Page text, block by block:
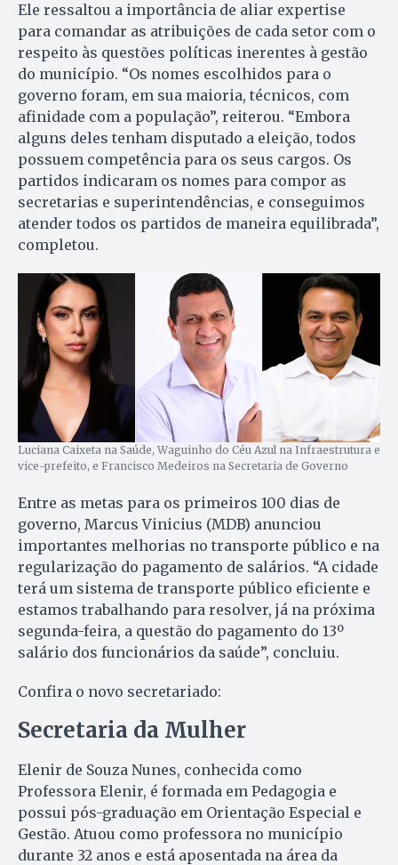
Ele ressaltou a importância de aliar expertise
para comandar as atribuições de cada setor com o
respeito às questões políticas inerentes à gestão
do município. “Os nomes escolhidos para o
governo foram, em sua maioria, técnicos, com
afinidade com a população”, reiterou. “Embora
alguns deles tenham disputado a eleição, todos
possuem competência para os seus cargos. Os
partidos indicaram os nomes para compor as
secretarias e superintendências, e conseguimos
atender todos os partidos de maneira equilibrada”,
completou.
Luciana Caixeta na Saúde, Waguinho do Céu Azul na Infraestrutura e
vice-prefeito, e Francisco Medeiros na Secretaria de Governo
Entre as metas para os primeiros 100 dias de
governo, Marcus Vinicius (MDB) anunciou
importantes melhorias no transporte público e na
regularização do pagamento de salários. “A cidade
terá um sistema de transporte público eficiente e
estamos trabalhando para resolver, já na próxima
segunda-feira, a questão do pagamento do 13º
salário dos funcionários da saúde”, concluiu.
Confira o novo secretariado:
Secretaria da Mulher
Elenir de Souza Nunes, conhecida como
Professora Elenir, é formada em Pedagogia e
possui pós-graduação em Orientação Especial e
Gestão. Atuou como professora no município
durante 32 anos e está aposentada na área da